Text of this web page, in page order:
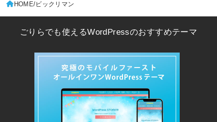
HOME ビックリマン
ごりらでも使えるWordPressのおすすめテーマ